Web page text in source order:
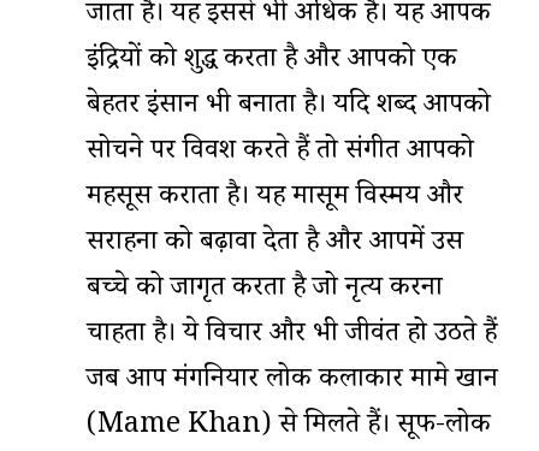
जाता है। यह इससे भी अधिक है। यह आपकी
इंद्रियों को शुद्ध करता है और आपको एक
बेहतर इंसान भी बनाता है। यदि शब्द आपको
सोचने पर विवश करते हैं तो संगीत आपको
महसूस कराता है। यह मासूम विस्मय और
सराहना को बढ़ावा देता है और आपमें उस
बच्चे को जागृत करता है जो नृत्य करना
चाहता है। ये विचार और भी जीवंत हो उठते हैं
जब आप मंगनियार लोक कलाकार मामे खान
(Mame Khan) से मिलते हैं। सूफी-लोक